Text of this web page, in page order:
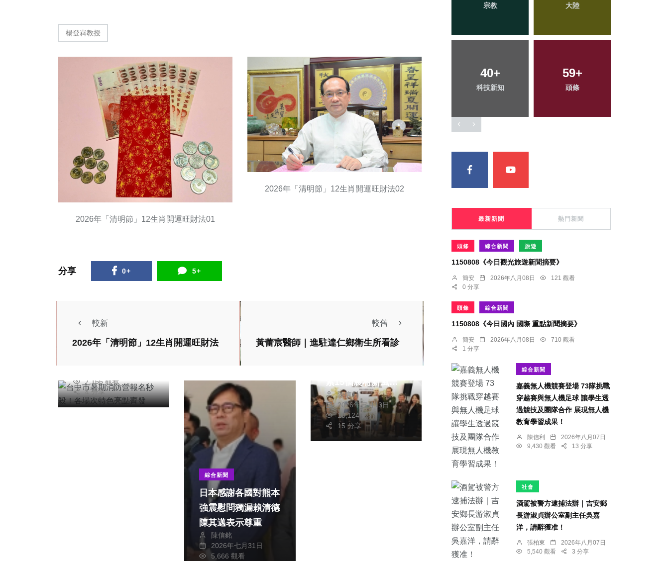
楊登嵙教授
2026年「清明節」12生肖開運旺財法01
2026年「清明節」12生肖開運旺財法02
分享 0+ 5+
較新
2026年「清明節」12生肖開運旺財法
較舊
黃蕾宸醫師｜進駐達仁鄉衛生所看診
台中市暑期消防營報
亮點齊發
7,166 觀看
4 分享
綜合新聞
日本感謝各國對熊本
強震慰問獨漏賴清德
陳其邁表示尊重
陳信銘
2026年七月31日
5,666 觀看
索15個農村新風
景》新書 一起探索
農村新風景！
陳信利
2026年三月13日
13,124 觀看
15 分享
270+
文教
188+
旅遊
宗教 大陸
40+
科技新知
59+
頭條
社會 農業
236+
健康
259+
文教
最新新聞 熱門新聞
頭條 綜合新聞 旅遊
1150808《今日觀光旅遊新聞摘要》
簡安 2026年八月08日
121 觀看
0 分享
頭條 綜合新聞
1150808《今日國內 國際 重點新聞摘要》
簡安 2026年八月08日
710 觀看
1 分享
綜合新聞
嘉義無人機競賽登場 73隊挑戰
穿越賽與無人機足球 讓學生透
過競技及團隊合作 展現無人機
教育學習成果！
陳信利
2026年八月07日
9,430 觀看
13 分享
社會
酒駕被警方逮捕法辦｜吉安鄉
長游淑貞辦公室副主任吳嘉
洋，請辭獲准！
張柏東
2026年八月07日
5,540 觀看
3 分享